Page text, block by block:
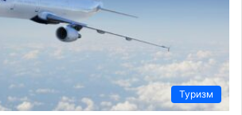
Туризм